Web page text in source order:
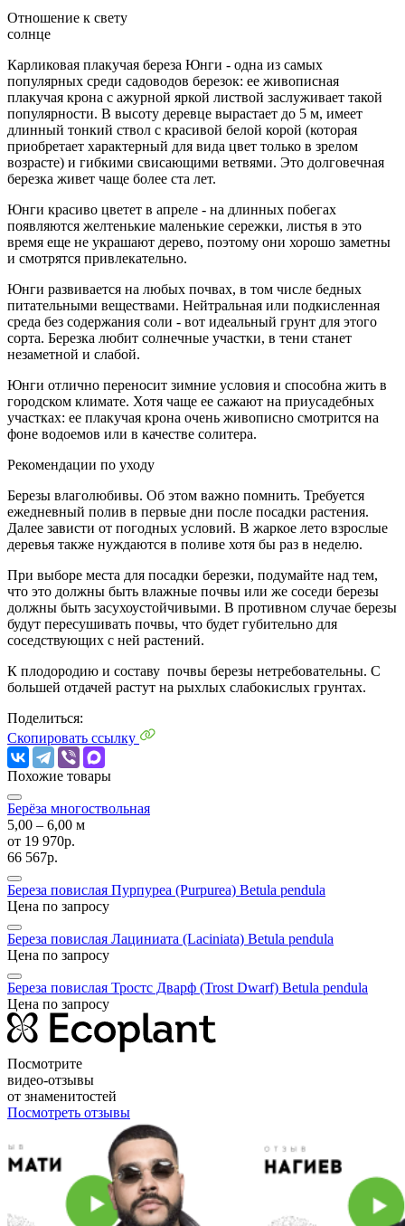
Отношение к свету
солнце
Карликовая плакучая береза Юнги - одна из самых
популярных среди садоводов березок: ее живописная
плакучая крона с ажурной яркой листвой заслуживает такой
популярности. В высоту деревце вырастает до 5 м, имеет
длинный тонкий ствол с красивой белой корой (которая
приобретает характерный для вида цвет только в зрелом
возрасте) и гибкими свисающими ветвями. Это долговечная
березка живет чаще более ста лет.
Юнги красиво цветет в апреле - на длинных побегах
появляются желтенькие маленькие сережки, листья в это
время еще не украшают дерево, поэтому они хорошо заметны
и смотрятся привлекательно.
Юнги развивается на любых почвах, в том числе бедных
питательными веществами. Нейтральная или подкисленная
среда без содержания соли - вот идеальный грунт для этого
сорта. Березка любит солнечные участки, в тени станет
незаметной и слабой.
Юнги отлично переносит зимние условия и способна жить в
городском климате. Хотя чаще ее сажают на приусадебных
участках: ее плакучая крона очень живописно смотрится на
фоне водоемов или в качестве солитера.
Рекомендации по уходу
Березы влаголюбивы. Об этом важно помнить. Требуется
ежедневный полив в первые дни после посадки растения.
Далее зависти от погодных условий. В жаркое лето взрослые
деревья также нуждаются в поливе хотя бы раз в неделю.
При выборе места для посадки березки, подумайте над тем,
что это должны быть влажные почвы или же соседи березы
должны быть засухоустойчивыми. В противном случае березы
будут пересушивать почвы, что будет губительно для
соседствующих с ней растений.
К плодородию и составу почвы березы нетребовательны. С
большей отдачей растут на рыхлых слабокислых грунтах.
Поделиться:
Скопировать ссылку
Похожие товары
Берёза многоствольная
5,00 ‒ 6,00 м
от 19 970р.
66 567р.
Береза повислая Пурпуреа (Purpurea) Betula pendula
Цена по запросу
Береза повислая Лациниата (Laciniata) Betula pendula
Цена по запросу
Береза повислая Тростс Дварф (Trost Dwarf) Betula pendula
Цена по запросу
Посмотрите
видео-отзывы
от знаменитостей
Посмотреть отзывы